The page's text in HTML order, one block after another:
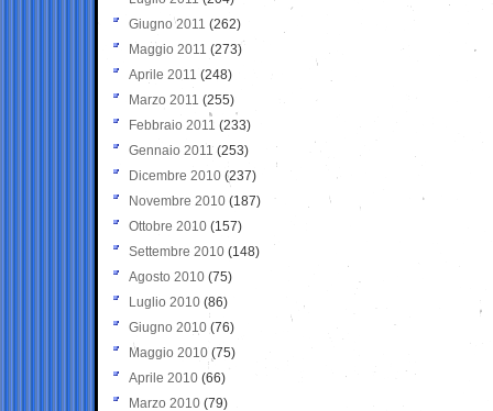
Giugno 2011 (262)
Maggio 2011 (273)
Aprile 2011 (248)
Marzo 2011 (255)
Febbraio 2011 (233)
Gennaio 2011 (253)
Dicembre 2010 (237)
Novembre 2010 (187)
Ottobre 2010 (157)
Settembre 2010 (148)
Agosto 2010 (75)
Luglio 2010 (86)
Giugno 2010 (76)
Maggio 2010 (75)
Aprile 2010 (66)
Marzo 2010 (79)